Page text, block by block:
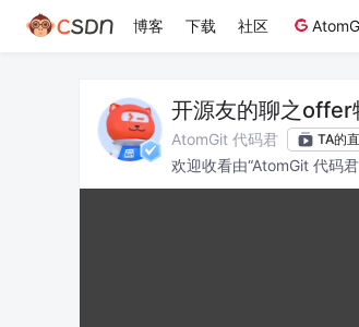
博客 下载 社区
开源友的聊之offer
AtomGit 代码君 TA的
欢迎收看由“AtomGit 代码
望各位能有所收获。